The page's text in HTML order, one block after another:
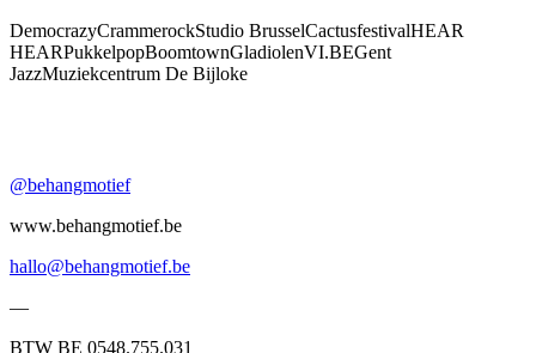
DemocrazyCrammerockStudio BrusselCactusfestivalHEAR
HEARPukkelpopBoomtownGladiolenVI.BEGent
JazzMuziekcentrum De Bijloke
@behangmotief
www.behangmotief.be
hallo@behangmotief.be
—
BTW BE 0548.755.031